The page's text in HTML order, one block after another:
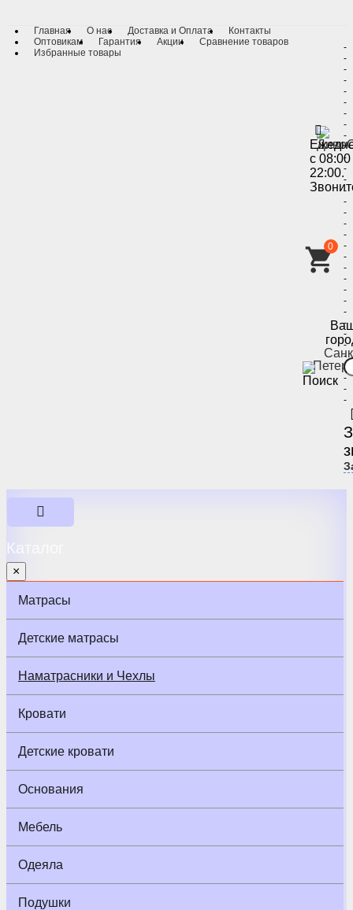
Главная О нас Доставка и Оплата
Контакты
Оптовикам
Гарантия Акции
Сравнение товаров
Избранные товары
с
22:00.
-
-
-
-
-
-
-
-
-
-
-
-
-
-
-
-
-
-
-
-
-
-
-
-
-
-
-
-
-
-
-
-
-
0
Каталог
×
Матрасы
Детские матрасы
Наматрасники и Чехлы
Кровати
Детские кровати
Основания
Мебель
Одеяла
Подушки